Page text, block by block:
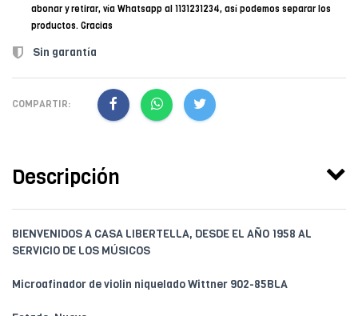
abonar y retirar, vía Whatsapp al 1131231234, así podemos separar los
productos. Gracias
Sin garantía
COMPARTIR:
Descripción
BIENVENIDOS A CASA LIBERTELLA, DESDE EL AÑO 1958 AL
SERVICIO DE LOS MÚSICOS
Microafinador de violin niquelado Wittner 902-85BLA